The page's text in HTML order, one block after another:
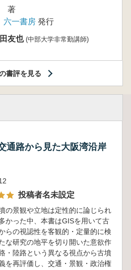
著
六一書房 発行
友也 (中部大学非常勤講師)
書評を見る
通路から見た大阪湾沿岸
投稿者名未設定
の景観や立地は定性的に論じられ
かった中、本書はGISを用いて古
らの視認性を客観的・定量的に検
な研究の地平を切り開いた意欲作
・陸路という異なる視点から古墳
を再評価し、交通・景観・政治権